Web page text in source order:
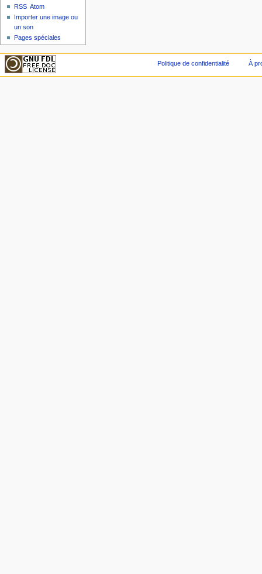
RSS Atom
Importer une image ou
un son
Pages spéciales
Politique de confidentialité À